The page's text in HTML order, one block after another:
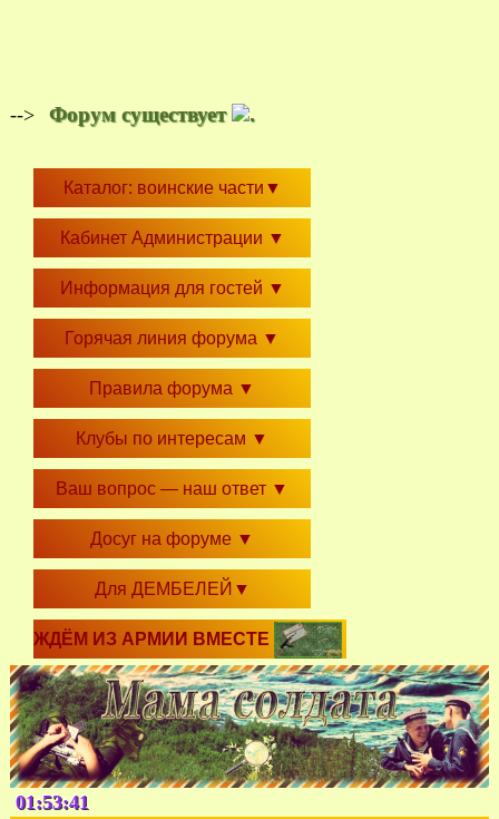
--> Форум существует .
Каталог: воинские части ▼
Кабинет Администрации ▼
Информация для гостей ▼
Горячая линия форума ▼
Правила форума ▼
Клубы по интересам ▼
Ваш вопрос — наш ответ ▼
Досуг на форуме ▼
Для ДЕМБЕЛЕЙ ▼
ЖДЁМ ИЗ АРМИИ ВМЕСТЕ
01:53:42